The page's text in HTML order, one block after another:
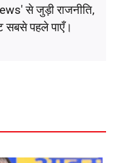
से जुड़ी राजनीति,
सबसे पहले पाएँ।